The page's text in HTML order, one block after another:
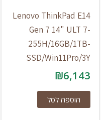
Lenovo ThinkPad
Gen 7 14" ULT
255H/16GB/
SSD/Win11Pro/
₪
הוספה לסל